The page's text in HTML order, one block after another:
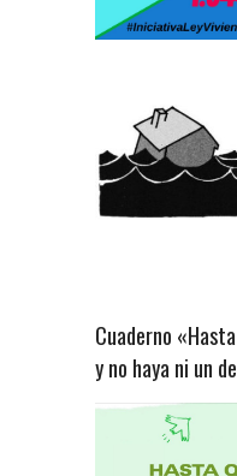
Cuaderno
y no haya ni un